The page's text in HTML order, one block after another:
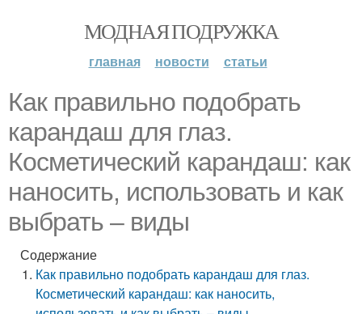
МОДНАЯ ПОДРУЖКА
главная новости статьи
Как правильно подобрать
карандаш для глаз.
Косметический карандаш: как
наносить, использовать и как
выбрать – виды
Содержание
Как правильно подобрать карандаш для глаз.
Косметический карандаш: как наносить,